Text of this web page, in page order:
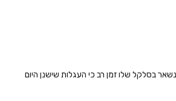
בסלקל שלו זמן רב כי העגלות שישנן היום